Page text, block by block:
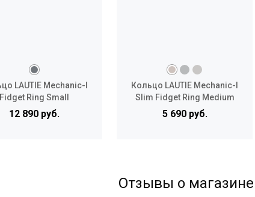
LAUTIE Mechanic-I
Fidget Ring Small
12 890 руб.
Кольцо LAUTIE Mechanic-I
Slim Fidget Ring Medium
5 690 руб.
Отзывы о магазине